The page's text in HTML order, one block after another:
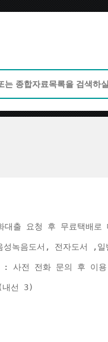
대출 요청 후 무료택배
녹음도서, 전자도서 ,
: 사전 전화 문의 후 이
내선 3)